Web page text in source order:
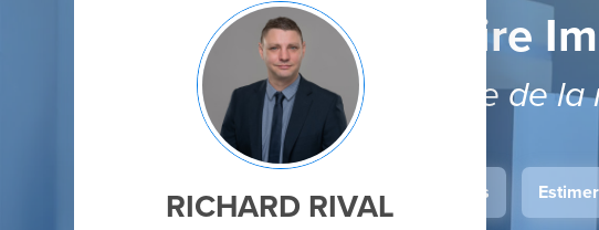
Agent Mandataire
Spécialiste de la
Je dépose un avis
RICHARD RIVAL